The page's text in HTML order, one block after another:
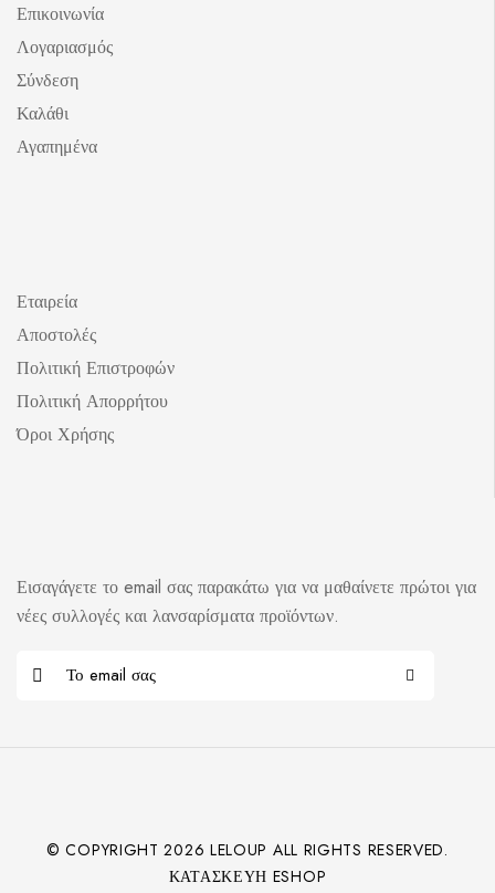
Επικοινωνία
Λογαριασμός
Σύνδεση
Καλάθι
Αγαπημένα
Εταιρεία
Αποστολές
Πολιτική Επιστροφών
Πολιτική Απορρήτου
Όροι Χρήσης
Εισαγάγετε το email σας παρακάτω για να μαθαίνετε πρώτοι για
νέες συλλογές και λανσαρίσματα προϊόντων.
© COPYRIGHT2026 LELOUP ALL RIGHTS RESERVED.
ΚΑΤΑΣΚΕΥΉ ESHOP